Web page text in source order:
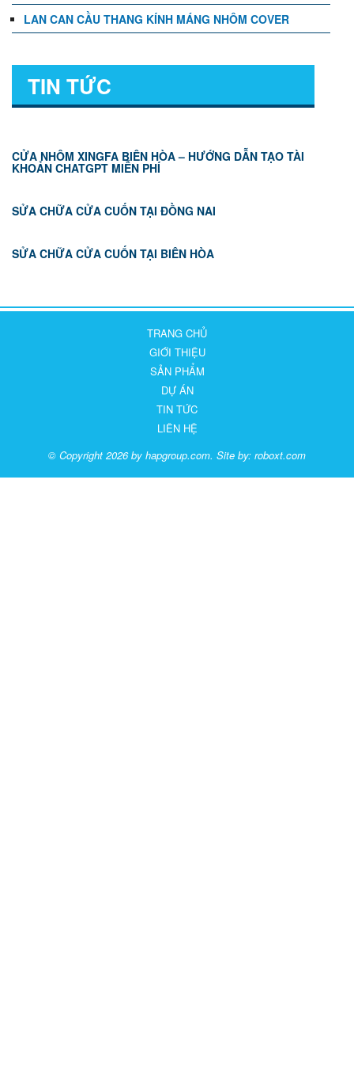
LAN CAN CẦU THANG KÍNH MÁNG NHÔM COVER
TIN TỨC
CỬA NHÔM XINGFA BIÊN HÒA – HƯỚNG DẪN TẠO TÀI
KHOẢN CHATGPT MIỄN PHÍ
SỬA CHỮA CỬA CUỐN TẠI ĐỒNG NAI
SỬA CHỮA CỬA CUỐN TẠI BIÊN HÒA
TRANG CHỦ
GIỚI THIỆU
SẢN PHẨM
DỰ ÁN
TIN TỨC
LIÊN HỆ
© Copyright 2026 by hapgroup.com. Site by: roboxt.com